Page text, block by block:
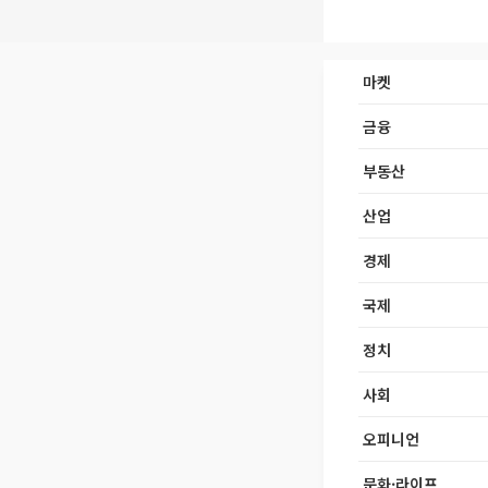
마켓
금융
부동산
산업
경제
국제
정치
사회
오피니언
문화·라이프